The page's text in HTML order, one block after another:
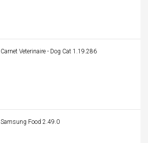
Carnet Veterinaire - Dog Cat 1.19.286
Samsung Food 2.49.0